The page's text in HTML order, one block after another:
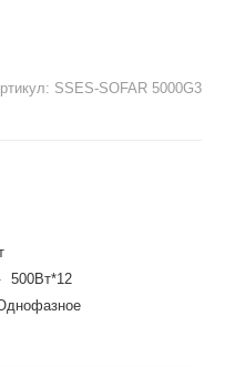
SSES-SOFAR 5000G3
500Вт*12